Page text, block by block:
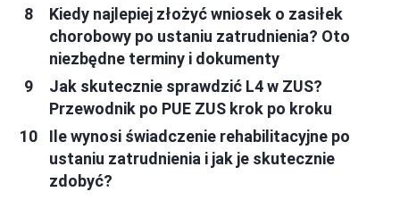
Kiedy najlepiej złożyć wniosek o zasiłek
chorobowy po ustaniu zatrudnienia? Oto
niezbędne terminy i dokumenty
Jak skutecznie sprawdzić L4 w ZUS?
Przewodnik po PUE ZUS krok po kroku
Ile wynosi świadczenie rehabilitacyjne po
ustaniu zatrudnienia i jak je skutecznie
zdobyć?